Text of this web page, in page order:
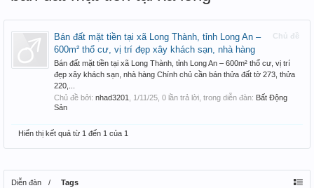
Chủ đề
Bán đất mặt tiền tại xã Long Thành, tỉnh Long An –
600m² thổ cư, vị trí đẹp xây khách sạn, nhà hàng
Bán đất mặt tiền tại xã Long Thành, tỉnh Long An – 600m² thổ cư, vị trí
đẹp xây khách sạn, nhà hàng Chính chủ cần bán thửa đất tờ 273, thửa
220,...
Chủ đề bởi: nhad3201 1/11/25 , 0 lần trả lời, trong diễn đàn: Bất Động
Sản
Hiển thị kết quả từ 1 đến 1 của 1
Diễn đàn Tags